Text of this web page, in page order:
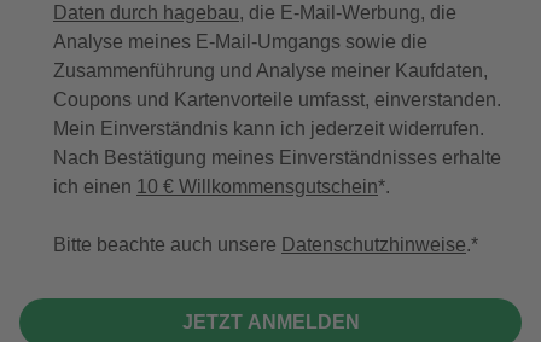
Daten durch hagebau, die E-Mail-Werbung, die
Analyse meines E-Mail-Umgangs sowie die
Zusammenführung und Analyse meiner Kaufdaten,
Coupons und Kartenvorteile umfasst, einverstanden.
Mein Einverständnis kann ich jederzeit widerrufen.
Nach Bestätigung meines Einverständnisses erhalte
ich einen 10 € Willkommensgutschein*.
Bitte beachte auch unsere Datenschutzhinweise.
JETZT ANMELDEN